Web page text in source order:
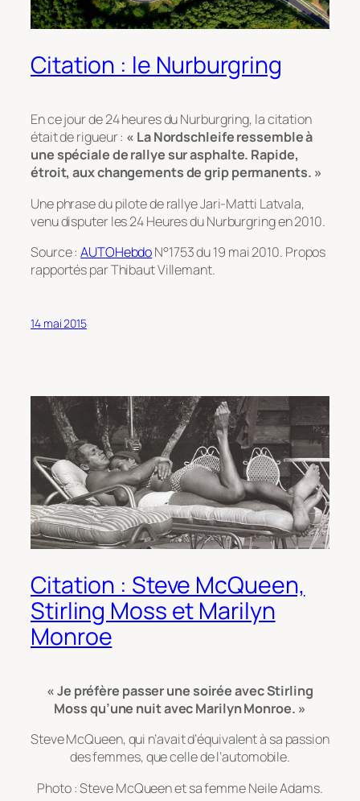
Citation : le Nurburgring
En ce jour de 24 heures du Nurburgring, la citation
était de rigueur : « La Nordschleife ressemble à
une spéciale de rallye sur asphalte. Rapide,
étroit, aux changements de grip permanents. »
Une phrase du pilote de rallye Jari-Matti Latvala,
venu disputer les 24 Heures du Nurburgring en 2010.
Source :AUTOHebdoN°1753 du 19 mai 2010. Propos
rapportés par Thibaut Villemant.
14 mai 2015
Citation : Steve McQueen,
Stirling Moss et Marilyn
Monroe
« Je préfère passer une soirée avec Stirling
Moss qu’une nuit avec Marilyn Monroe. »
Steve McQueen, qui n’avait d’équivalent à sa passion
des femmes, que celle de l’automobile.
Photo : Steve McQueen et sa femme Neile Adams.